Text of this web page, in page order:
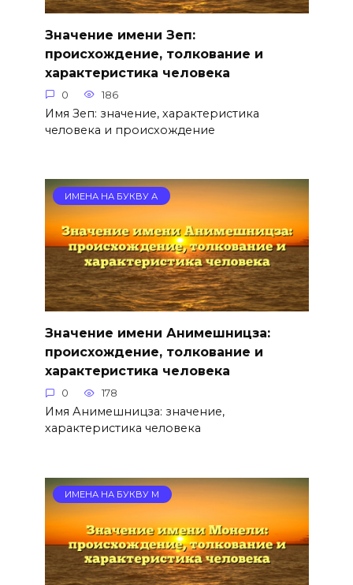
Значение имени Зеп:
происхождение, толкование и
характеристика человека
0 186
Имя Зеп: значение, характеристика
человека и происхождение
ИМЕНА НА БУКВУ А
Значение имени Анимешницза:
происхождение, толкование и
характеристика человека
0 178
Имя Анимешницза: значение,
характеристика человека
ИМЕНА НА БУКВУ М